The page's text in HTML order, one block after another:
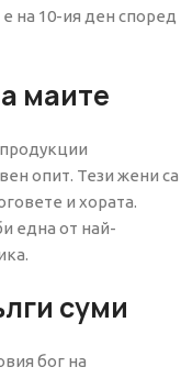
на 10-ия ден според
маите
опит. Тези жени са
и хората.
една от най-
суми
бог на